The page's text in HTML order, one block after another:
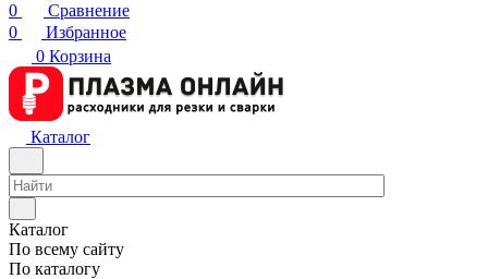
0
Сравнение
0
Избранное
0 Корзина
Каталог
Каталог
По всему сайту
По каталогу